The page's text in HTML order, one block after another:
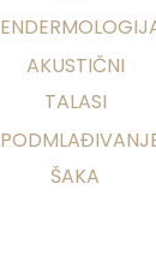
AKUSTIČNI
TALASI
ŠAKA